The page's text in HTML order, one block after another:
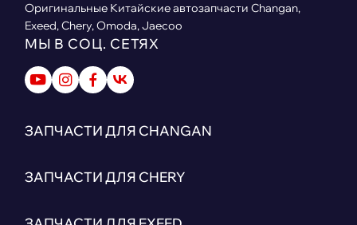
Оригинальные Китайские автозапчасти Changan,
Exeed, Chery, Omoda, Jaecoo
МЫ В СОЦ. СЕТЯХ
ЗАПЧАСТИ ДЛЯ CHANGAN
ЗАПЧАСТИ ДЛЯ CHERY